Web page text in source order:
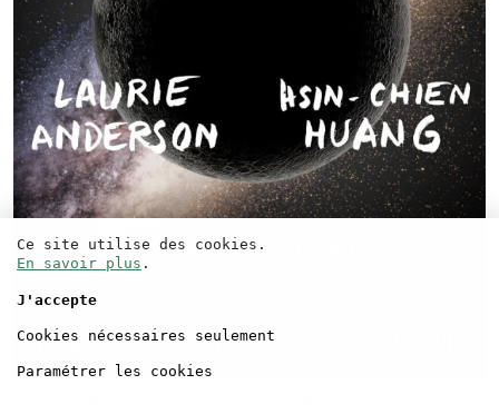
Ce site utilise des cookies.
En savoir plus .
J'accepte
Cookies nécessaires seulement
Paramétrer les cookies